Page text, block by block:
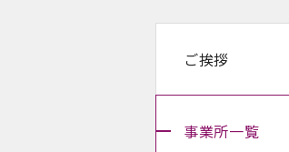
ご挨拶
事業所一覧